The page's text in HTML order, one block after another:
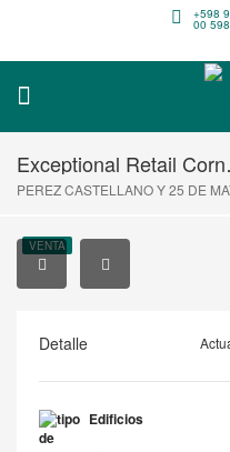
+598
00
PEREZ CASTELLANO Y 25 DE
VENTA
Detalle
Edificios